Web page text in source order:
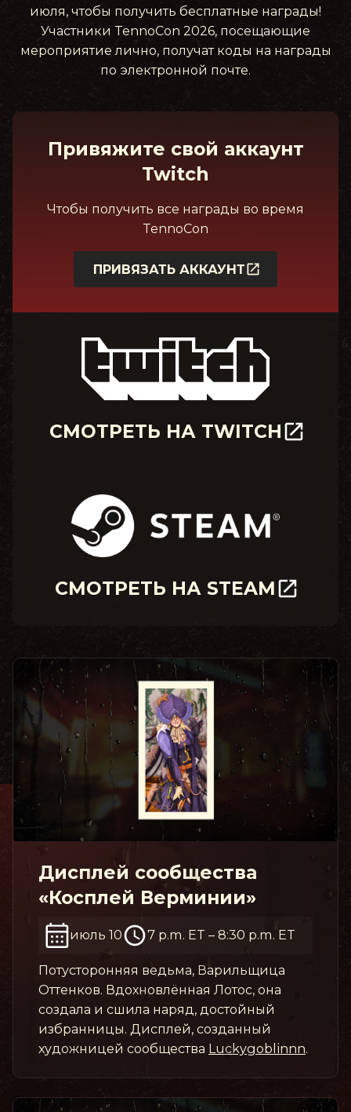
июля, чтобы получить бесплатные награды!
Участники TennoCon 2026, посещающие
мероприятие лично, получат коды на награды
по электронной почте.
Привяжите свой аккаунт
Twitch
Чтобы получить все награды во время
TennoCon
ПРИВЯЗАТЬ АККАУНТ
СМОТРЕТЬ НА TWITCH
СМОТРЕТЬ НА STEAM
Дисплей сообщества
«Косплей Верминии»
июль 10 7 p.m. ET – 8:30 p.m. ET
Потусторонняя ведьма, Варильщица
Оттенков. Вдохновлённая Лотос, она
создала и сшила наряд, достойный
избранницы. Дисплей, созданный
художницей сообщества Luckygoblinnn.